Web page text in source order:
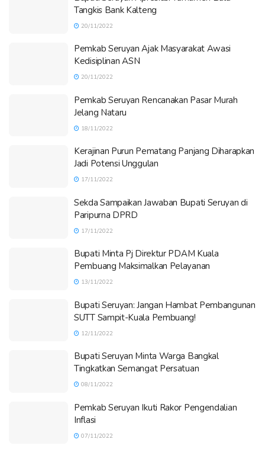
Tangkis Bank Kalteng
20/11/2022
Pemkab Seruyan Ajak Masyarakat Awasi
Kedisiplinan ASN
20/11/2022
Pemkab Seruyan Rencanakan Pasar Murah
Jelang Nataru
18/11/2022
Kerajinan Purun Pematang Panjang Diharapkan
Jadi Potensi Unggulan
17/11/2022
Sekda Sampaikan Jawaban Bupati Seruyan di
Paripurna DPRD
17/11/2022
Bupati Minta Pj Direktur PDAM Kuala
Pembuang Maksimalkan Pelayanan
13/11/2022
Bupati Seruyan: Jangan Hambat Pembangunan
SUTT Sampit-Kuala Pembuang!
12/11/2022
Bupati Seruyan Minta Warga Bangkal
Tingkatkan Semangat Persatuan
08/11/2022
Pemkab Seruyan Ikuti Rakor Pengendalian
Inflasi
07/11/2022